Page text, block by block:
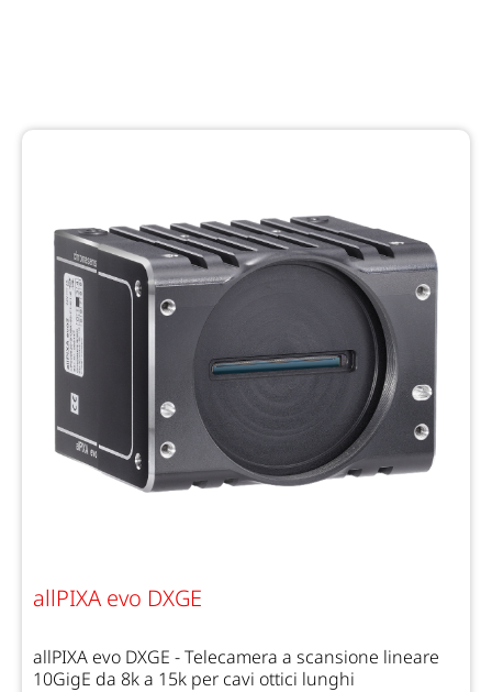
allPIXA evo DXGE
allPIXA evo DXGE - Telecamera a scansione lineare
10GigE da 8k a 15k per cavi ottici lunghi